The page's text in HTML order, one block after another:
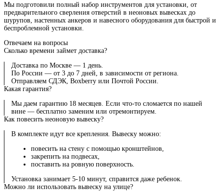
Мы подготовили полный набор инструментов для установки, от
предварительного сверления отверстий в неоновых вывесках до
шурупов, настенных анкеров и навесного оборудования для быстрой и
беспроблемной установки.
Отвечаем на вопросы
Сколько времени займет доставка?
Доставка по Москве — 1 день.
По России — от 3 до 7 дней, в зависимости от региона.
Отправляем СДЭК, Boxberry или Почтой России.
Какая гарантия?
Мы даем гарантию 18 месяцев. Если что-то сломается по нашей
вине — бесплатно заменим или отремонтируем.
Как повесить неоновую вывеску?
В комплекте идут все крепления. Вывеску можно:
повесить на стену с помощью кронштейнов,
закрепить на подвесах,
поставить на ровную поверхность.
Установка занимает 5-10 минут, справится даже ребенок.
Можно ли использовать вывеску на улице?